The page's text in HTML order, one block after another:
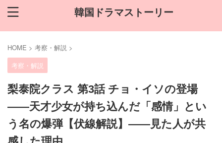
韓国ドラマストーリー
HOME > 考察・解説 >
考察・解説
梨泰院クラス 第3話 チョ・イソの登場
——天才少女が持ち込んだ「感情」とい
う名の爆弾【伏線解説】——見た人が共